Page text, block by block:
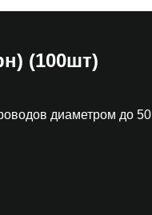
(100шт)
диаметром до 50